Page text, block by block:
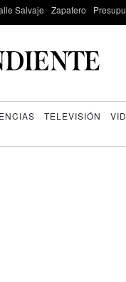
Salvaje Zapatero
TELEVISIÓN